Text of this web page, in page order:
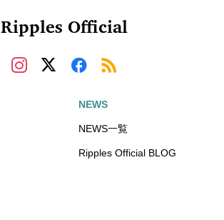
Ripples Official
NEWS
NEWS一覧
Ripples Official BLOG